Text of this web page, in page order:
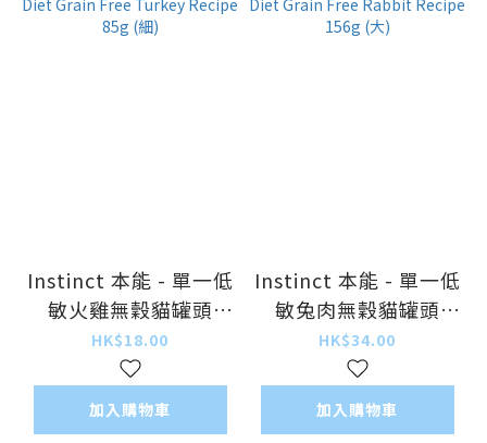
Instinct 本能 - 單一低
敏火雞無穀貓罐頭
Limited Ingredient
Diet Grain Free
Turkey Recipe 85g
(細)
HK$18.00
加入購物車
Instinct 本能 - 單一低
敏兔肉無穀貓罐頭
Limited Ingredient
Diet Grain Free
Rabbit Recipe 156g
(大)
HK$34.00
加入購物車